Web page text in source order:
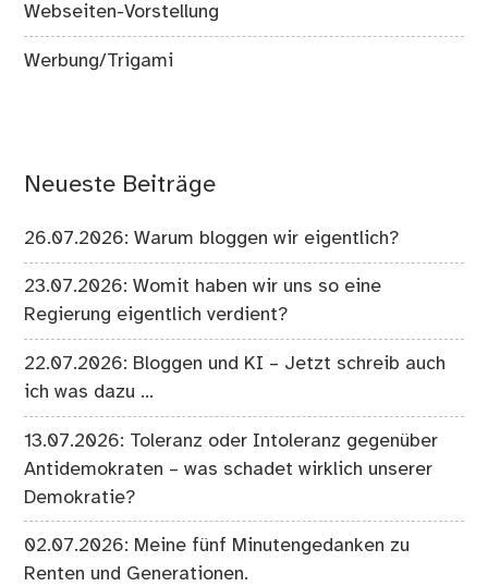
Webseiten-Vorstellung
Werbung/Trigami
Neueste Beiträge
26.07.2026: Warum bloggen wir eigentlich?
23.07.2026: Womit haben wir uns so eine
Regierung eigentlich verdient?
22.07.2026: Bloggen und KI – Jetzt schreib auch
ich was dazu …
13.07.2026: Toleranz oder Intoleranz gegenüber
Antidemokraten – was schadet wirklich unserer
Demokratie?
02.07.2026: Meine fünf Minutengedanken zu
Renten und Generationen.